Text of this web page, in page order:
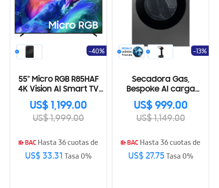
55" Micro RGB R85HAF
4K Vision AI Smart TV
(2026)
US$ 1,199.00
US$ 1,999.00
-40%
Hasta 36 cuotas de
US$ 33.31 Tasa 0%
Secadora Gas,
Bespoke AI carga
frontal 24 Kg, AI Home y
AI OptiDry+™
US$ 999.00
US$ 1,149.00
-13%
Hasta 36 cuotas de
US$ 27.75Tasa 0%